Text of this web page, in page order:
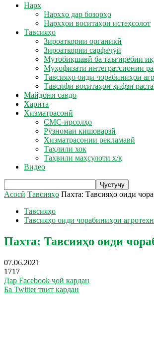
Нарх
Нархҳо дар бозорҳо
Нархҳои воситаҳои истеҳсолот
Тавсияҳо
Зироаткории органикӣ
Зироаткории сарфаҷӯй
Мутобиқшавӣ ба таъғирёбии
Муҳофизати интегратсионии
Тавсияҳо оиди чорабиниҳои
Тавсифи воситаҳои ҳифзи
Майдони савдо
Харита
Хизматрасонӣ
СМС-ирсолҳо
Рӯзномаи кишоварзӣ
Хизматрасонии рекламавӣ
Таҳлили хок
Таҳвили маҳсулоти х/қ
Видео
Асосӣ Тавсияҳо Пахта: Тавсияҳо оиди
Тавсияҳо
Тавсияҳо оиди чорабиниҳои
Пахта: Тавсияҳо оиди
07.06.2021
1717
Дар Facebook ҷой кардан
Ба Twitter твит кардан